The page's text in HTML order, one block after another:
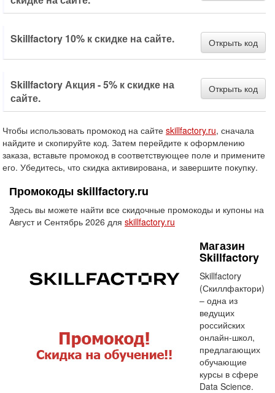
Skillfactory 10% к скидке на сайте. Открыть код
Skillfactory Акция - 5% к скидке на
сайте.
Открыть код
Чтобы использовать промокод на сайте skillfactory.ru, сначала
найдите и скопируйте код. Затем перейдите к оформлению
заказа, вставьте промокод в соответствующее поле и примените
его. Убедитесь, что скидка активирована, и завершите покупку.
Промокоды skillfactory.ru
Здесь вы можете найти все скидочные промокоды и купоны на
Август и Сентябрь 2026 для skillfactory.ru
Магазин
Skillfactory
Skillfactory
(Скиллфактори)
– одна из
ведущих
российских
онлайн-школ,
предлагающих
обучающие
курсы в сфере
Data Science.